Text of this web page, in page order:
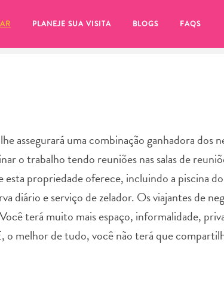
PLANEJE SUA VISITA BLOGS FAQS
assegurará uma combinação ganhadora dos
o trabalho tendo reuniões nas salas de
esta propriedade oferece, incluindo a piscina
diário e serviço de zelador. Os viajantes de
terá muito mais espaço, informalidade,
o melhor de tudo, você não terá que
certifique-se de clicar no